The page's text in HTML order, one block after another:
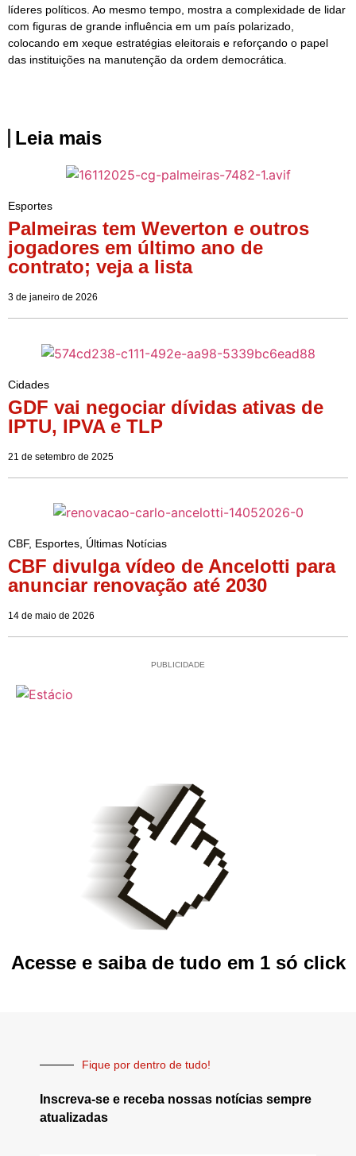
líderes políticos. Ao mesmo tempo, mostra a complexidade de lidar
com figuras de grande influência em um país polarizado,
colocando em xeque estratégias eleitorais e reforçando o papel
das instituições na manutenção da ordem democrática.
Leia mais
Esportes
Palmeiras tem Weverton e outros
jogadores em último ano de
contrato; veja a lista
3 de janeiro de 2026
Cidades
GDF vai negociar dívidas ativas de
IPTU, IPVA e TLP
21 de setembro de 2025
CBF, Esportes Últimas Notícias
CBF divulga vídeo de Ancelotti para
anunciar renovação até 2030
14 de maio de 2026
PUBLICIDADE
Acesse e saiba de tudo em 1 só click
Fique por dentro de tudo!
Inscreva-se e receba nossas notícias sempre
atualizadas